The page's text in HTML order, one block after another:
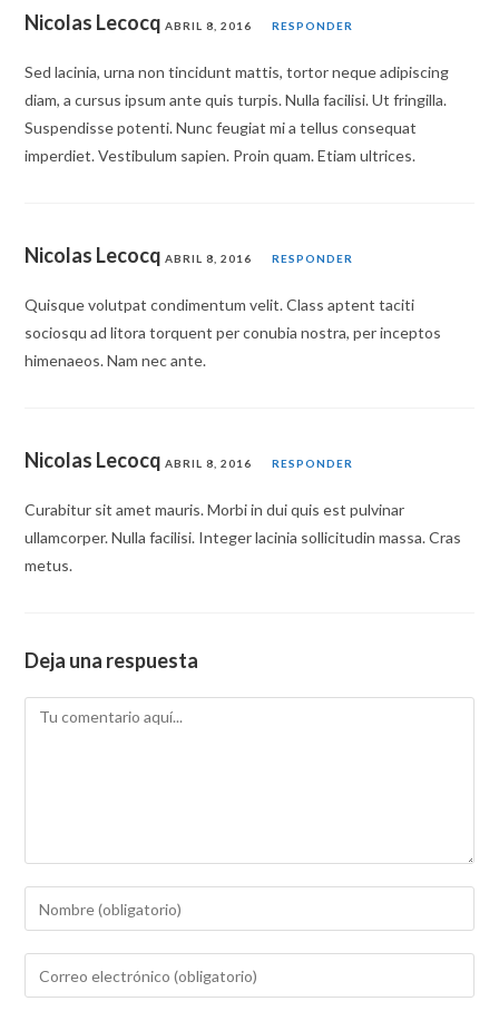
Nicolas Lecocq ABRIL 8, 2016 RESPONDER
Sed lacinia, urna non tincidunt mattis, tortor neque adipiscing
diam, a cursus ipsum ante quis turpis. Nulla facilisi. Ut fringilla.
Suspendisse potenti. Nunc feugiat mi a tellus consequat
imperdiet. Vestibulum sapien. Proin quam. Etiam ultrices.
Nicolas Lecocq ABRIL 8, 2016 RESPONDER
Quisque volutpat condimentum velit. Class aptent taciti
sociosqu ad litora torquent per conubia nostra, per inceptos
himenaeos. Nam nec ante.
Nicolas Lecocq ABRIL 8, 2016 RESPONDER
Curabitur sit amet mauris. Morbi in dui quis est pulvinar
ullamcorper. Nulla facilisi. Integer lacinia sollicitudin massa. Cras
metus.
Deja una respuesta
Comentario
tu
nombre
tu